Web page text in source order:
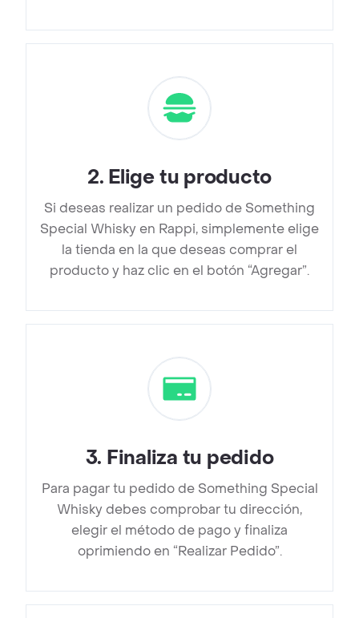
2. Elige tu producto
Si deseas realizar un pedido de Something
Special Whisky en Rappi, simplemente elige
la tienda en la que deseas comprar el
producto y haz clic en el botón “Agregar”.
3. Finaliza tu pedido
Para pagar tu pedido de Something Special
Whisky debes comprobar tu dirección,
elegir el método de pago y finaliza
oprimiendo en “Realizar Pedido”.